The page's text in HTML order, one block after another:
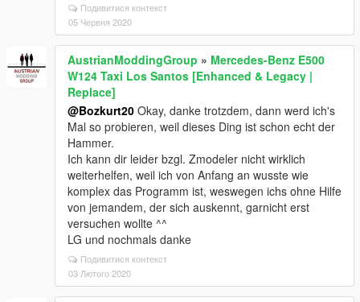
Подивитися контекст
05 Червня 2020
AustrianModdingGroup » Mercedes-Benz E500
W124 Taxi Los Santos [Enhanced & Legacy |
Replace]
@Bozkurt20 Okay, danke trotzdem, dann werd ich's
Mal so probieren, weil dieses Ding ist schon echt der
Hammer.
Ich kann dir leider bzgl. Zmodeler nicht wirklich
weiterhelfen, weil ich von Anfang an wusste wie
komplex das Programm ist, weswegen ichs ohne Hilfe
von jemandem, der sich auskennt, garnicht erst
versuchen wollte ^^
LG und nochmals danke
Подивитися контекст
03 Лютого 2020